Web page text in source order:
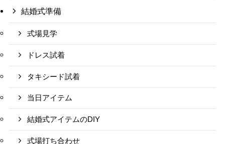
結婚式準備
式場見学
ドレス試着
タキシード試着
当日アイテム
結婚式アイテムのDIY
式場打ち合わせ